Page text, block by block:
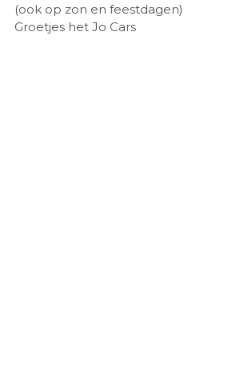
(ook op zon en feestdagen)
Groetjes het Jo Cars